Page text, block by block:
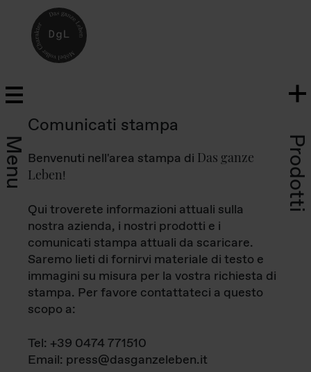
Menu Prodotti
Comunicati stampa
Benvenuti nell'area stampa di Das ganze
Leben!
Qui troverete informazioni attuali sulla
nostra azienda, i nostri prodotti e i
comunicati stampa attuali da scaricare.
Saremo lieti di fornirvi materiale di testo e
immagini su misura per la vostra richiesta di
stampa. Per favore contattateci a questo
scopo a:
Tel: +39 0474 771510
Email: press@dasganzeleben.it